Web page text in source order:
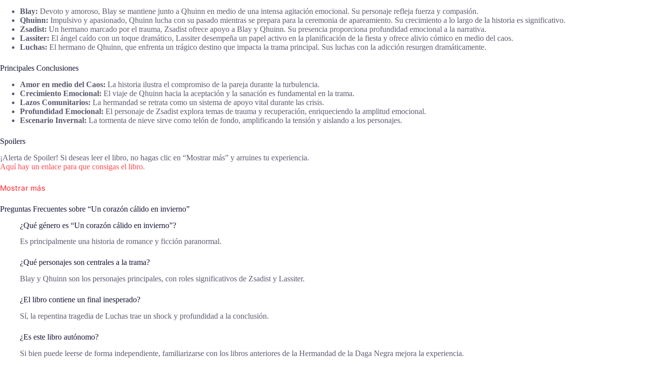
Blay: Devoto y amoroso, Blay se mantiene junto a Qhuinn en medio de una intensa agitación emocional. Su personaje refleja fuerza y compasión.
Qhuinn: Impulsivo y apasionado, Qhuinn lucha con su pasado mientras se prepara para la ceremonia de apareamiento. Su crecimiento a lo largo de la historia es significativo.
Zsadist: Un hermano marcado por el trauma, Zsadist ofrece apoyo a Blay y Qhuinn. Su presencia proporciona profundidad emocional a la narrativa.
Lassiter: El ángel caído con un toque dramático, Lassiter desempeña un papel activo en la planificación de la fiesta y ofrece alivio cómico en medio del caos.
Luchas: El hermano de Qhuinn, que enfrenta un trágico destino que impacta la trama principal. Sus luchas con la adicción resurgen dramáticamente.
Principales Conclusiones
Amor en medio del Caos: La historia ilustra el compromiso de la pareja durante la turbulencia.
Crecimiento Emocional: El viaje de Qhuinn hacia la aceptación y la sanación es fundamental en la trama.
Lazos Comunitarios: La hermandad se retrata como un sistema de apoyo vital durante las crisis.
Profundidad Emocional: El personaje de Zsadist explora temas de trauma y recuperación, enriqueciendo la amplitud emocional.
Escenario Invernal: La tormenta de nieve sirve como telón de fondo, amplificando la tensión y aislando a los personajes.
Spoilers
¡Alerta de Spoiler! Si deseas leer el libro, no hagas clic en “Mostrar más” y arruines tu experiencia.
Aquí hay un enlace para que consigas el libro.
Mostrar más
Preguntas Frecuentes sobre “Un corazón cálido en invierno”
¿Qué género es “Un corazón cálido en invierno”?
Es principalmente una historia de romance y ficción paranormal.
¿Qué personajes son centrales a la trama?
Blay y Qhuinn son los personajes principales, con roles significativos de Zsadist y Lassiter.
¿El libro contiene un final inesperado?
Sí, la repentina tragedia de Luchas trae un shock y profundidad a la conclusión.
¿Es este libro autónomo?
Si bien puede leerse de forma independiente, familiarizarse con los libros anteriores de la Hermandad de la Daga Negra mejora la experiencia.